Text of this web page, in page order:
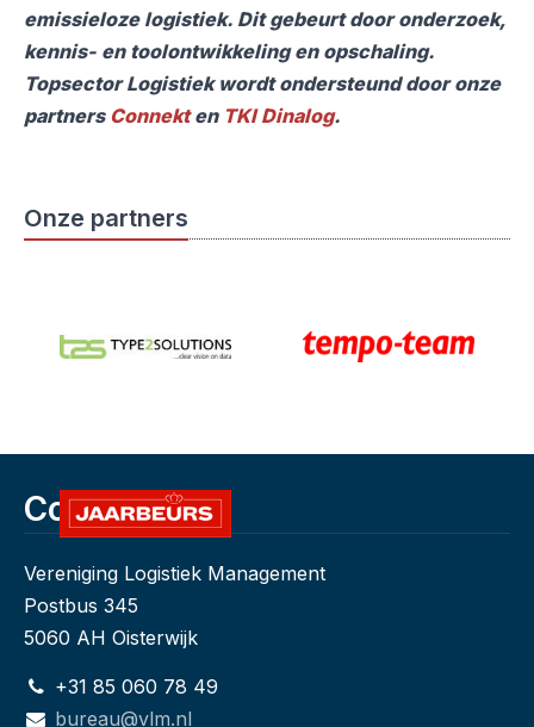
emissieloze logistiek. Dit gebeurt door onderzoek,
kennis- en toolontwikkeling en opschaling.
Topsector Logistiek wordt ondersteund door onze
partners Connekten TKI Dinalog.
Onze partners
Contact
Vereniging Logistiek Management
Postbus 345
5060 AH Oisterwijk
+31 85 060 78 49
bureau@vlm.nl